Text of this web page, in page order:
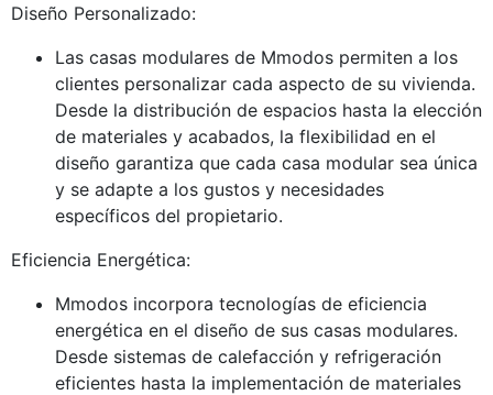
Diseño Personalizado:
Las casas modulares de Mmodos permiten a los
clientes personalizar cada aspecto de su vivienda.
Desde la distribución de espacios hasta la elección
de materiales y acabados, la flexibilidad en el
diseño garantiza que cada casa modular sea única
y se adapte a los gustos y necesidades
específicos del propietario.
Eficiencia Energética:
Mmodos incorpora tecnologías de eficiencia
energética en el diseño de sus casas modulares.
Desde sistemas de calefacción y refrigeración
eficientes hasta la implementación de materiales